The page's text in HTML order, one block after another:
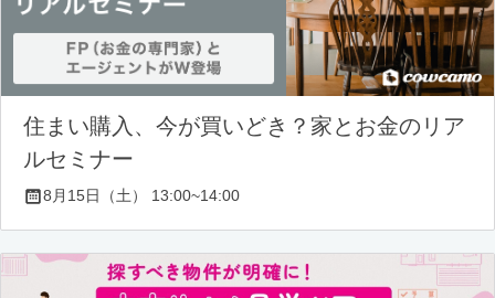
住まい購入、今が買いどき？家とお金のリア
ルセミナー
8月15日（土） 13:00~14:00